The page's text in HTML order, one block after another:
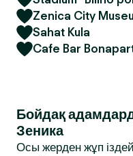
Zenica City
Sahat Kula
Cafe Bar
Бойдақ
Зеника
Осы жерден жұп